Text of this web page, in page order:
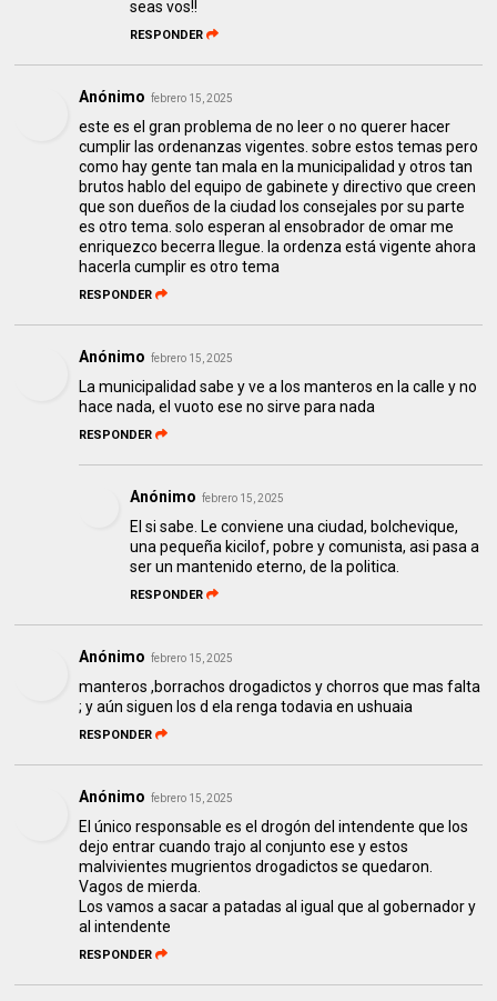
seas vos!!
RESPONDER
Anónimo febrero 15, 2025
este es el gran problema de no leer o no querer hacer
cumplir las ordenanzas vigentes. sobre estos temas pero
como hay gente tan mala en la municipalidad y otros tan
brutos hablo del equipo de gabinete y directivo que creen
que son dueños de la ciudad los consejales por su parte
es otro tema. solo esperan al ensobrador de omar me
enriquezco becerra llegue. la ordenza está vigente ahora
hacerla cumplir es otro tema
RESPONDER
Anónimo febrero 15, 2025
La municipalidad sabe y ve a los manteros en la calle y no
hace nada, el vuoto ese no sirve para nada
RESPONDER
Anónimo febrero 15, 2025
El si sabe. Le conviene una ciudad, bolchevique,
una pequeña kicilof, pobre y comunista, asi pasa a
ser un mantenido eterno, de la politica.
RESPONDER
Anónimo febrero 15, 2025
manteros ,borrachos drogadictos y chorros que mas falta
; y aún siguen los d ela renga todavia en ushuaia
RESPONDER
Anónimo febrero 15, 2025
El único responsable es el drogón del intendente que los
dejo entrar cuando trajo al conjunto ese y estos
malvivientes mugrientos drogadictos se quedaron.
Vagos de mierda.
Los vamos a sacar a patadas al igual que al gobernador y
al intendente
RESPONDER